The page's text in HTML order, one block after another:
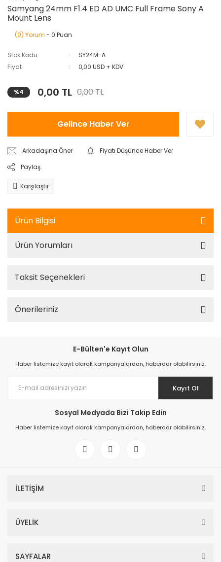
Samyang 24mm F1.4 ED AD UMC Full Frame Sony A
Mount Lens
(0) Yorum - 0 Puan
Stok Kodu
SY24M-A
Fiyat
0,00 USD + KDV
%4 0,00 TL 0,00 TL
Gelince Haber Ver
Arkadaşına Öner
Fiyatı Düşünce Haber Ver
Paylaş
Karşılaştır
Ürün Bilgisi
Ürün Yorumları
Taksit Seçenekleri
Önerileriniz
E-Bülten'e Kayıt Olun
Haber listemize kayıt olarak kampanyalardan, haberdar olabilirsiniz.
Kayıt Ol
Sosyal Medyada Bizi Takip Edin
Haber listemize kayıt olarak kampanyalardan, haberdar olabilirsiniz.
İLETİŞİM
ÜYELİK
SAYFALAR